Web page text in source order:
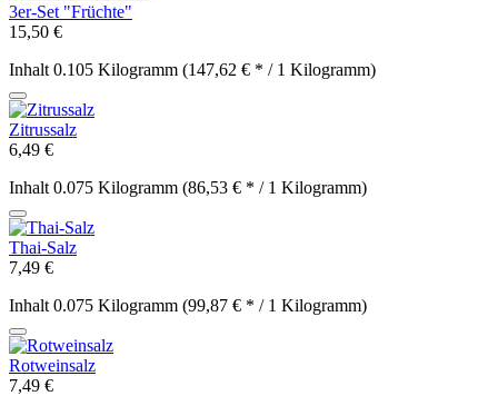
3er-Set "Früchte"
15,50 €
Inhalt 0.105 Kilogramm (147,62 € * / 1 Kilogramm)
Zitrussalz
6,49 €
Inhalt 0.075 Kilogramm (86,53 € * / 1 Kilogramm)
Thai-Salz
7,49 €
Inhalt 0.075 Kilogramm (99,87 € * / 1 Kilogramm)
Rotweinsalz
7,49 €